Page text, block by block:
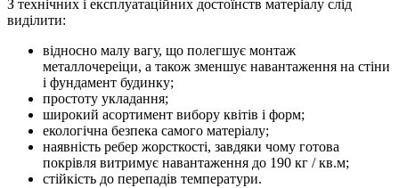
З технічних і експлуатаційних достоїнств матеріалу слід
виділити:
відносно малу вагу, що полегшує монтаж
металлочереіци, а також зменшує навантаження на стіни
і фундамент будинку;
простоту укладання;
широкий асортимент вибору квітів і форм;
екологічна безпека самого матеріалу;
наявність ребер жорсткості, завдяки чому готова
покрівля витримує навантаження до 190 кг / кв.м;
стійкість до перепадів температури.